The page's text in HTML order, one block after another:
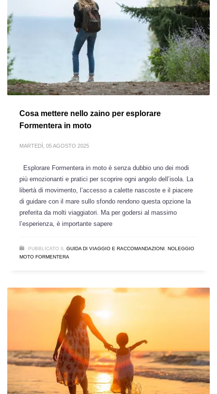
Cosa mettere nello zaino per esplorare
Formentera in moto
MARTEDÌ, 05 AGOSTO 2025
Esplorare Formentera in moto è senza dubbio uno dei modi
più emozionanti e pratici per scoprire ogni angolo dell’isola. La
libertà di movimento, l’accesso a calette nascoste e il piacere
di guidare con il mare sullo sfondo rendono questa opzione la
preferita da molti viaggiatori. Ma per godersi al massimo
l’esperienza, è importante sapere
PUBBLICATO IL GUIDA DI VIAGGIO E RACCOMANDAZIONI, NOLEGGIO
MOTO FORMENTERA